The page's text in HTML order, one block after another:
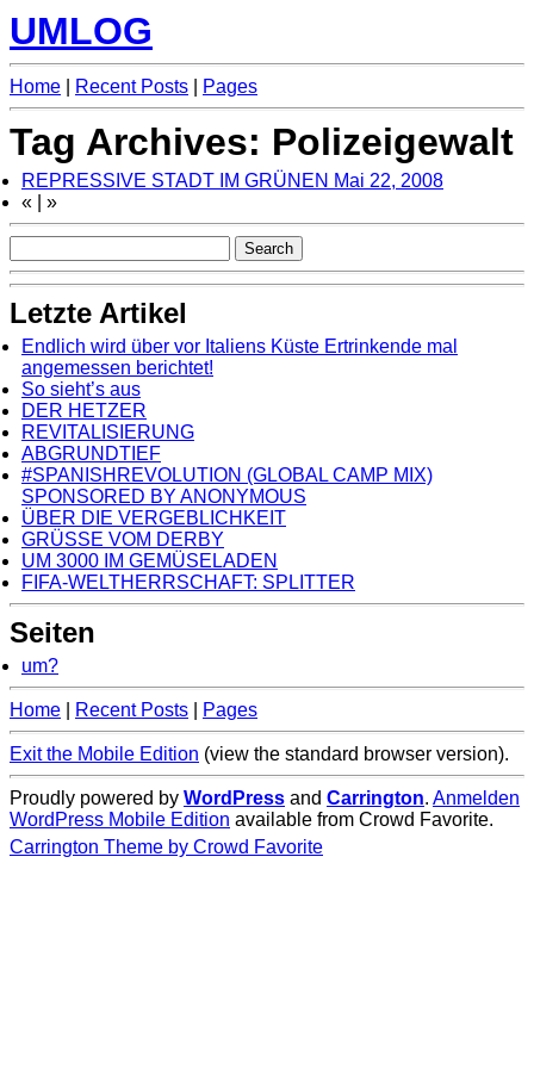
UMLOG
Home Recent Posts Pages
Tag Archives: Polizeigewalt
REPRESSIVE STADT IM GRÜNEN Mai 22, 2008
«
»
Letzte Artikel
Endlich wird über vor Italiens Küste Ertrinkende mal
angemessen berichtet!
So sieht’s aus
DER HETZER
REVITALISIERUNG
ABGRUNDTIEF
#SPANISHREVOLUTION (GLOBAL CAMP MIX)
SPONSORED BY ANONYMOUS
ÜBER DIE VERGEBLICHKEIT
GRÜSSE VOM DERBY
UM 3000 IM GEMÜSELADEN
FIFA-WELTHERRSCHAFT: SPLITTER
Seiten
um?
Home Recent Posts Pages
Exit the Mobile Edition (view the standard browser version).
Proudly powered by WordPress and Carrington. Anmelden
WordPress Mobile Edition available from Crowd Favorite.
Carrington Theme by Crowd Favorite